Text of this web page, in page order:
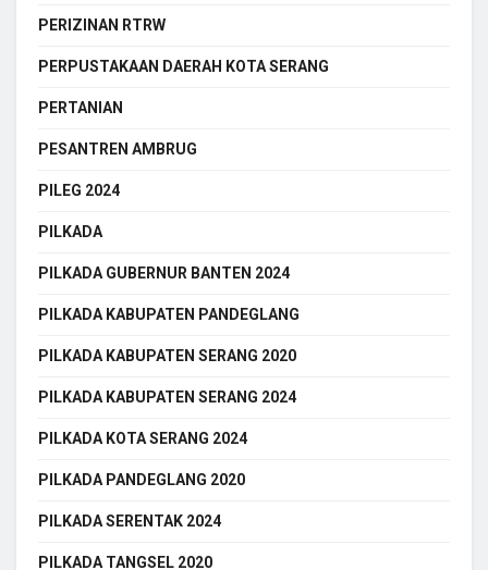
PERIZINAN RTRW
PERPUSTAKAAN DAERAH KOTA SERANG
PERTANIAN
PESANTREN AMBRUG
PILEG 2024
PILKADA
PILKADA GUBERNUR BANTEN 2024
PILKADA KABUPATEN PANDEGLANG
PILKADA KABUPATEN SERANG 2020
PILKADA KABUPATEN SERANG 2024
PILKADA KOTA SERANG 2024
PILKADA PANDEGLANG 2020
PILKADA SERENTAK 2024
PILKADA TANGSEL 2020